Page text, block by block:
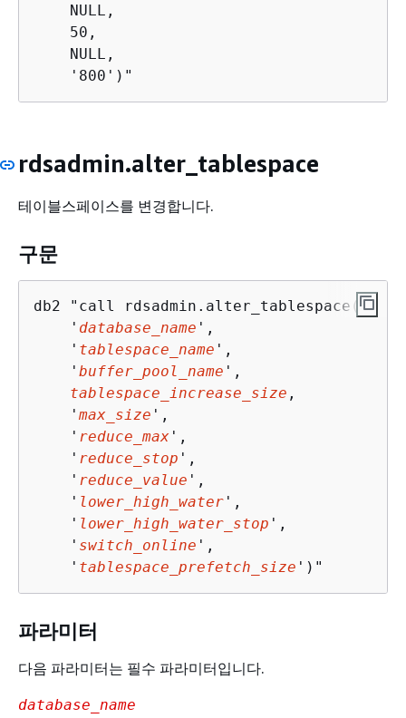
    NULL,
    50,
    NULL,
rdsadmin.alter_tablespace
테이블스페이스를 변경합니다.
구문
db2 "call rdsadmin.alter_tablespace(
    '
database_name ',
    '
tablespace_name ',
    '
buffer_pool_name ',
tablespace_increase_size ,
    '
max_size ',
    '
reduce_max ',
    '
reduce_stop ',
    '
reduce_value ',
    '
lower_high_water ',
    '
lower_high_water_stop ',
    '
switch_online ',
    '
tablespace_prefetch_size ')"
파라미터
다음 파라미터는 필수 파라미터입니다.
database_name